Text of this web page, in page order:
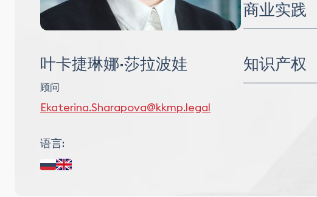
叶卡捷琳娜·莎拉波娃
顾问
Ekaterina.Sharapova@kkmp.legal
语言:
审计与合规
劳动争议
商业实践
分销与特许经营
商业与服务协议
知识产权